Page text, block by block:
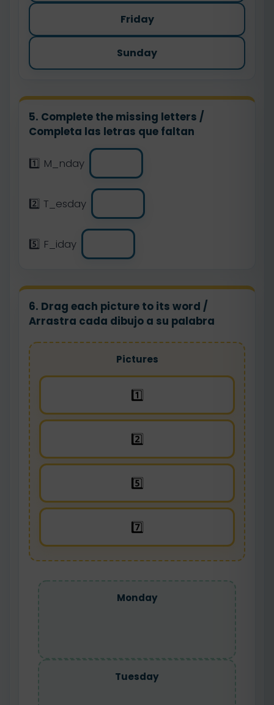
Friday
Sunday
5. Complete the missing letters /
Completa las letras que faltan
1️⃣ M_nday
2️⃣ T_esday
5️⃣ F_iday
6. Drag each picture to its word /
Arrastra cada dibujo a su palabra
Pictures
1️⃣
2️⃣
5️⃣
7️⃣
Monday
Tuesday